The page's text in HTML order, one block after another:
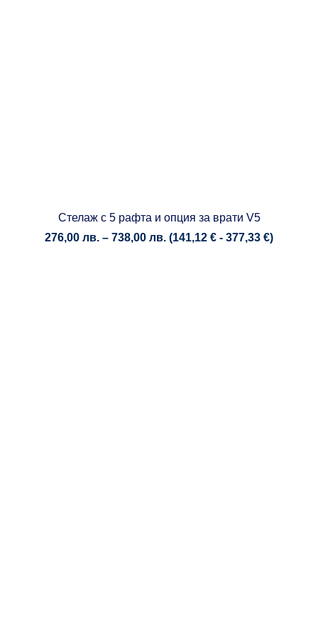
Стелаж с 5 рафта и опция за врати V5
276,00 лв. – 738,00 лв. Price
(141,12 € - 377,33 €)